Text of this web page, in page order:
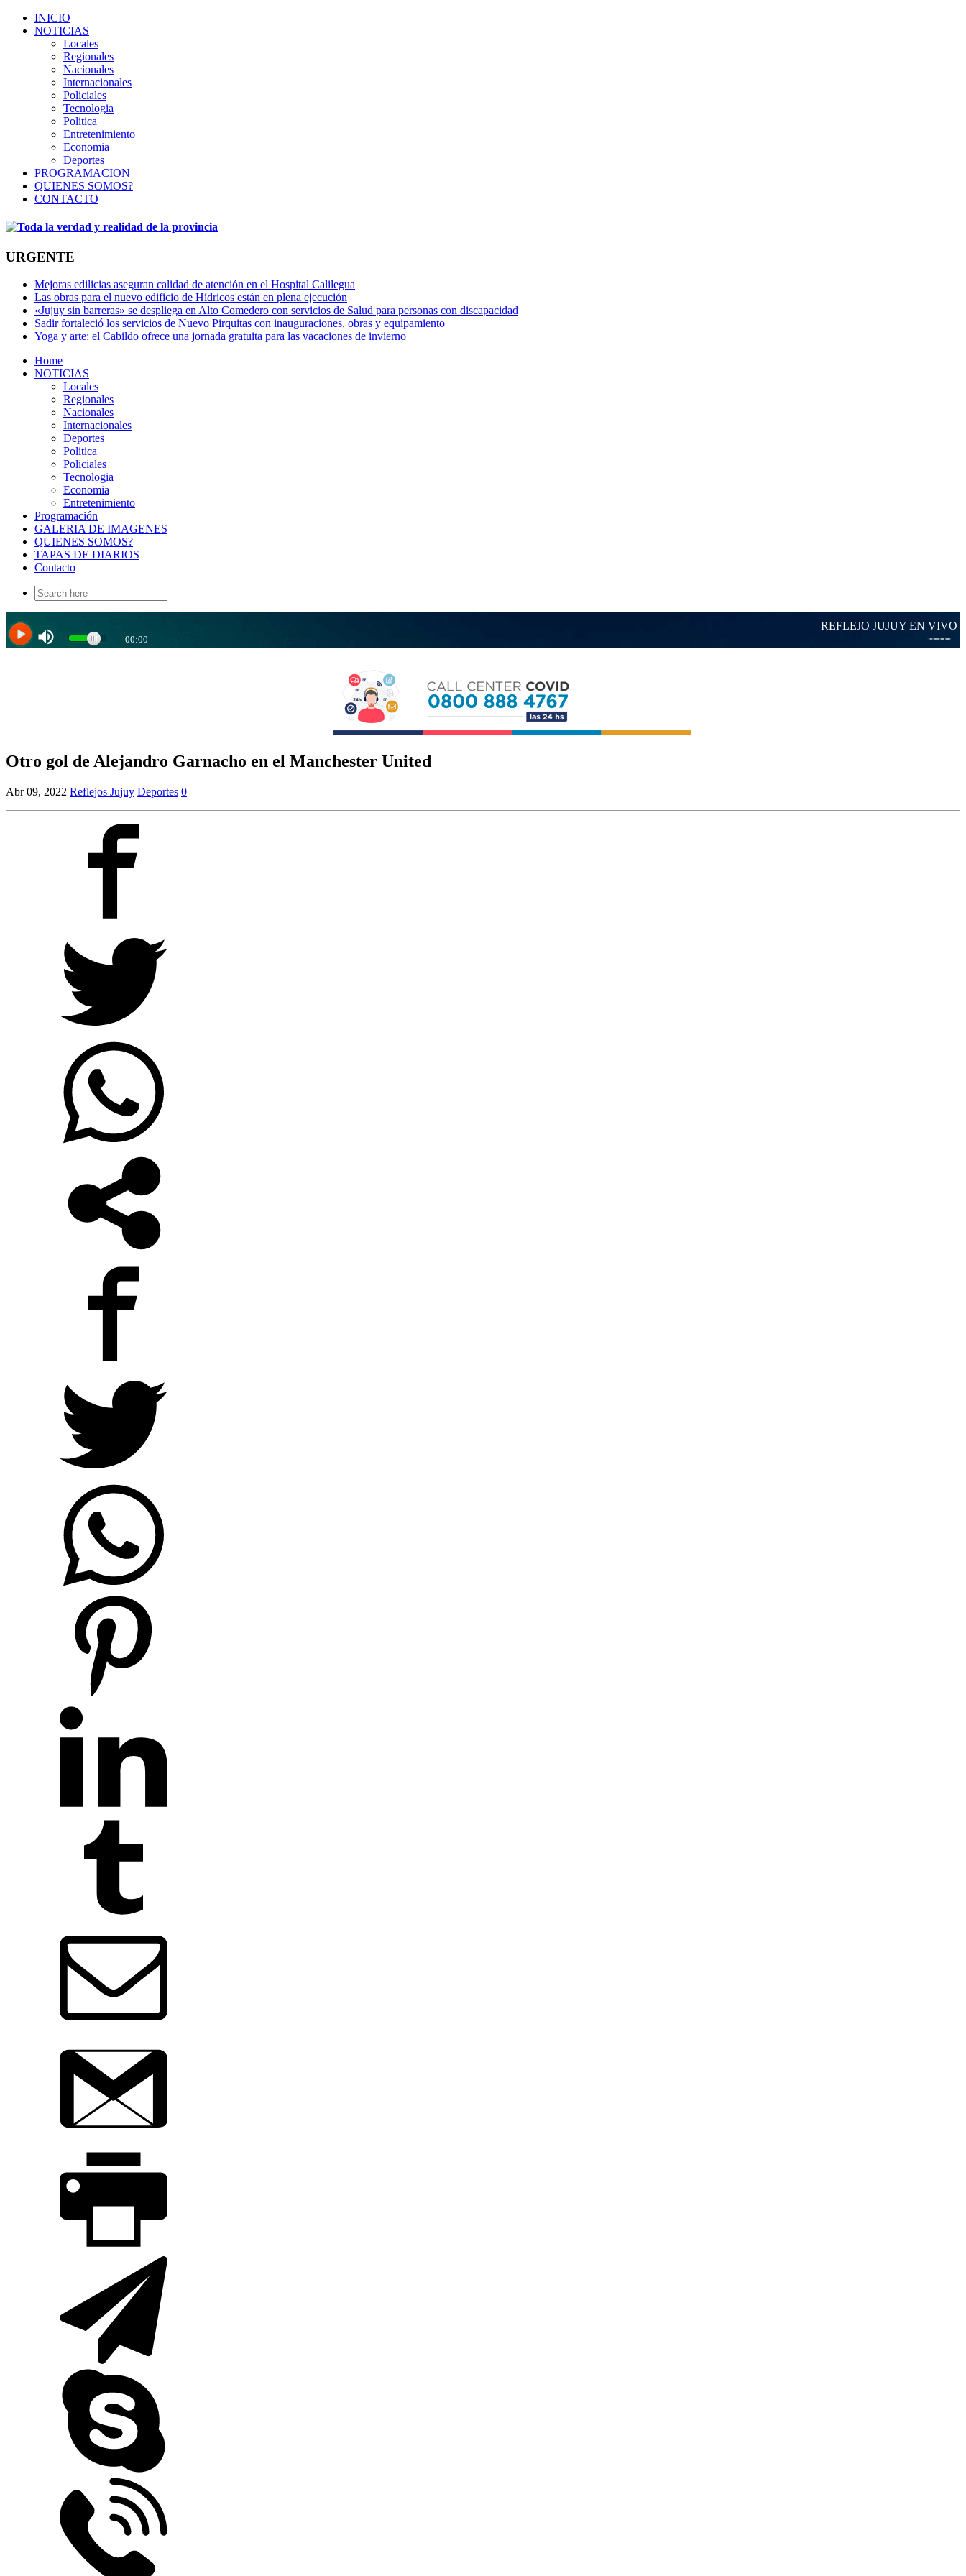
INICIO
NOTICIAS
Locales
Regionales
Nacionales
Internacionales
Policiales
Tecnologia
Politica
Entretenimiento
Economia
Deportes
PROGRAMACION
QUIENES SOMOS?
CONTACTO
URGENTE
Mejoras edilicias aseguran calidad de atención en el Hospital Calilegua
Las obras para el nuevo edificio de Hídricos están en plena ejecución
«Jujuy sin barreras» se despliega en Alto Comedero con servicios de Salud para personas con discapacidad
Sadir fortaleció los servicios de Nuevo Pirquitas con inauguraciones, obras y equipamiento
Yoga y arte: el Cabildo ofrece una jornada gratuita para las vacaciones de invierno
Home
NOTICIAS
Locales
Regionales
Nacionales
Internacionales
Deportes
Politica
Policiales
Tecnologia
Economia
Entretenimiento
Programación
GALERIA DE IMAGENES
QUIENES SOMOS?
TAPAS DE DIARIOS
Contacto
Search
for:
Otro gol de Alejandro Garnacho en el Manchester United
Abr 09, 2022 Reflejos Jujuy Deportes 0